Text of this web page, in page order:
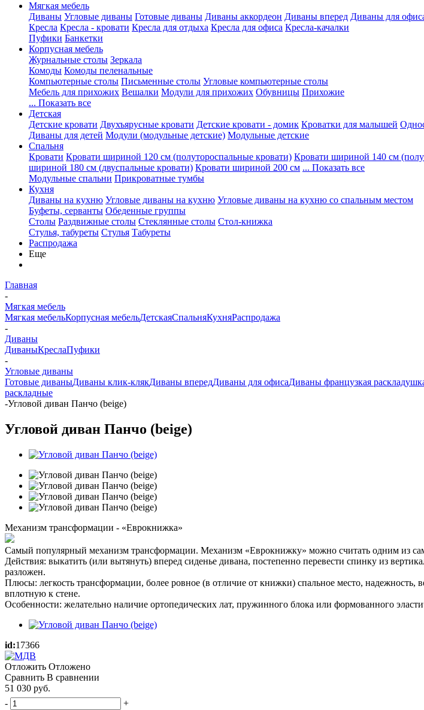
Мягкая мебель
Диваны Угловые диваны Готовые диваны Диваны аккордеон Диваны вперед Диваны для
Кресла Кресла - кровати Кресла для отдыха Кресла для офиса Кресла-качалки
Пуфики Банкетки
Корпусная мебель
Журнальные столы Зеркала
Комоды Комоды пеленальные
Компьютерные столы Письменные столы Угловые компьютерные столы
Мебель для прихожих Вешалки Модули для прихожих Обувницы Прихожие
... Показать все
Детская
Детские кровати Двухъярусные кровати Детские кровати - домик Кроватки для малышей
Диваны для детей Модули (модульные детские) Модульные детские
Спальня
Кровати Кровати шириной 120 см (полутороспальные кровати) Кровати шириной 140 см
шириной 180 см (двуспальные кровати) Кровати шириной 200 см ... Показать все
Модульные спальни Прикроватные тумбы
Кухня
Диваны на кухню Угловые диваны на кухню Угловые диваны на кухню со спальным местом
Буфеты, серванты Обеденные группы
Столы Раздвижные столы Стеклянные столы Стол-книжка
Стулья, табуреты Стулья Табуреты
Распродажа
Еще
Главная
-
Мягкая мебель
Мягкая мебельКорпусная мебельДетскаяСпальняКухняРаспродажа
-
Диваны
ДиваныКреслаПуфики
-
Угловые диваны
Готовые диваныДиваны клик-клякДиваны впередДиваны для офисаДиваны французкая
раскладные
-Угловой диван Панчо (beige)
Угловой диван Панчо (beige)
Механизм трансформации - «Еврокнижка»
Самый популярный механизм трансформации. Механизм «Еврокнижку» можно считать одним из
Действия: выкатить (или вытянуть) вперед сиденье дивана, постепенно перевести спинку из
разложен.
Плюсы: легкость трансформации, более ровное (в отличие от книжки) спальное место, надежность,
вплотную к стене.
Особенности: желательно наличие ортопедических лат, пружинного блока или формованного
id:17366
Отложить Отложено
Сравнить В сравнении
51 030 руб.
-
+